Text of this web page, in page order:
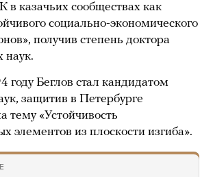
казачьих сообществах как
социально-экономического
получив степень доктора
наук.
году Беглов стал кандидатом
защитив в Петербурге
тему «Устойчивость
элементов из плоскости изгиба».